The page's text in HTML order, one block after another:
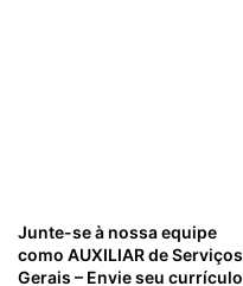
Junte-se à nossa equipe
como AUXILIAR de Serviços
Gerais – Envie seu currículo